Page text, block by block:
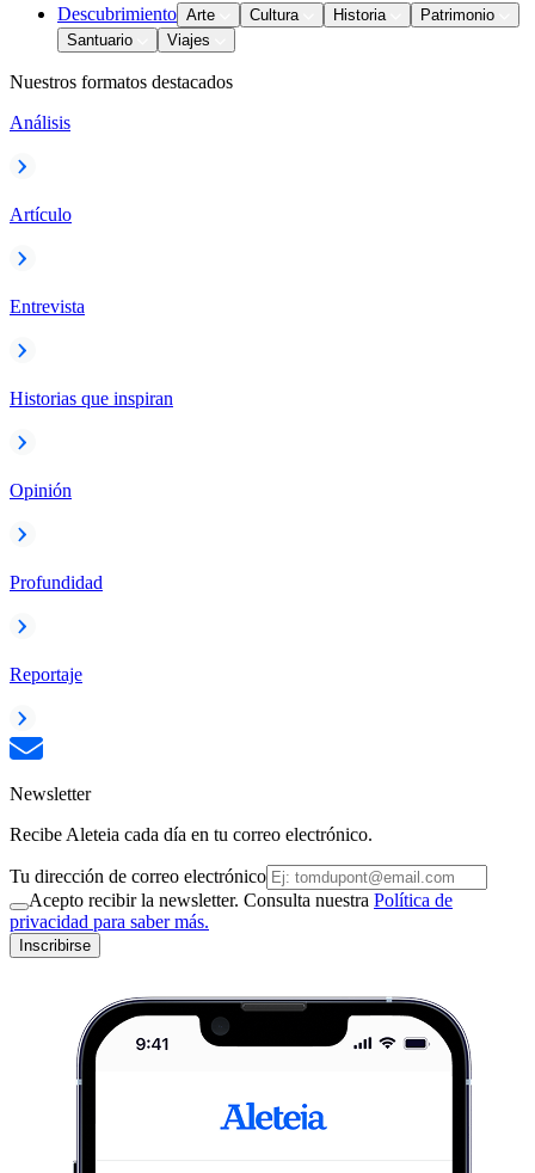
Descubrimiento Arte Cultura Historia
Patrimonio
Santuario
Viajes
Nuestros formatos destacados
Análisis
Artículo
Entrevista
Historias que inspiran
Opinión
Profundidad
Reportaje
Newsletter
Recibe Aleteia cada día en tu correo electrónico.
Tu dirección de correo electrónico
Acepto recibir la newsletter. Consulta nuestra Política de
privacidad para saber más.
Inscribirse